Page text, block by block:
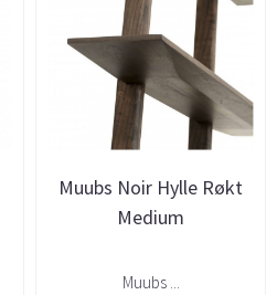
Muubs Noir Hylle Røkt
Medium
Muubs ...